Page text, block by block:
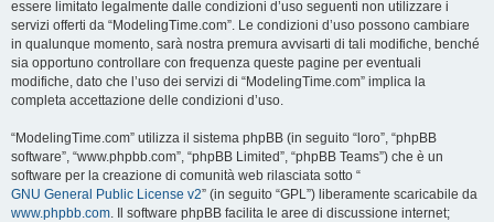
essere limitato legalmente dalle condizioni d’uso seguenti non utilizzare i
servizi offerti da “ModelingTime.com”. Le condizioni d’uso possono cambiare
in qualunque momento, sarà nostra premura avvisarti di tali modifiche, benché
sia opportuno controllare con frequenza queste pagine per eventuali
modifiche, dato che l’uso dei servizi di “ModelingTime.com” implica la
completa accettazione delle condizioni d’uso.
“ModelingTime.com” utilizza il sistema phpBB (in seguito “loro”, “phpBB
software”, “www.phpbb.com”, “phpBB Limited”, “phpBB Teams”) che è un
software per la creazione di comunità web rilasciata sotto “
GNU General Public License v2” (in seguito “GPL”) liberamente scaricabile da
www.phpbb.com. Il software phpBB facilita le aree di discussione internet;